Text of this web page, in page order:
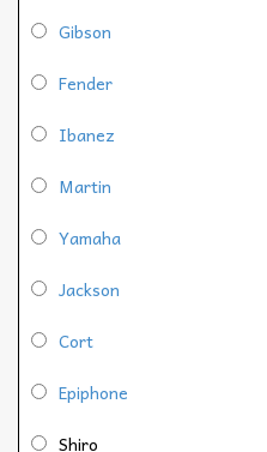
Gibson
Fender
Ibanez
Martin
Yamaha
Jackson
Cort
Epiphone
Shiro